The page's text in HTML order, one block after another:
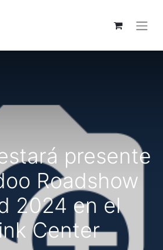
presente
Roadshow
2024 en el
Center